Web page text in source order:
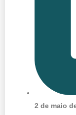
2 de maio